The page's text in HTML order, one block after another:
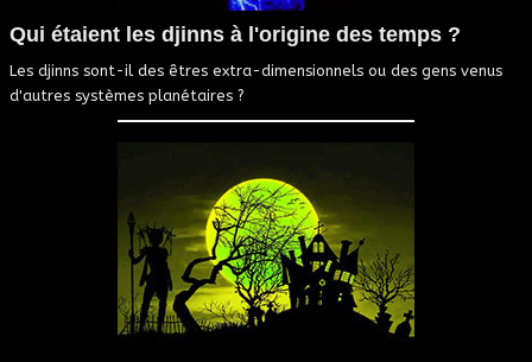
Qui étaient les djinns à l'origine des temps ?
Les djinns sont-il des êtres extra-dimensionnels ou des gens venus
d'autres systèmes planétaires ?